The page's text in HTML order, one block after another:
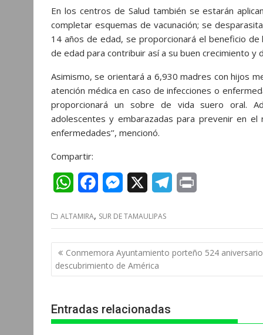
En los centros de Salud también se estarán
completar esquemas de vacunación; se
14 años de edad, se proporcionará el beneficio
de edad para contribuir así a su buen crecimiento y
Asimismo, se orientará a 6,930 madres con hijos
atención médica en caso de infecciones o
proporcionará un sobre de vida suero oral.
adolescentes y embarazadas para prevenir en
enfermedades’’, mencionó.
Compartir:
W
a
t
s
p
c
e
b
k
s
s
e
e
e
g
m
n
ALTAMIRA, SUR DE TAMAULIPAS
Navegación
de
entradas
Conmemora Ayuntamiento porteño 524
descubrimiento de América
Entradas relacionadas